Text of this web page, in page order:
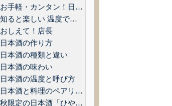
お手軽・カンタン！日本酒に合うコンビニおつまみ3選 Vol.1
知ると楽しい 温度で楽しむ日本酒
おしえて！店長
日本酒の作り方
日本酒の種類と違い
日本酒の味わい
日本酒の温度と呼び方
日本酒と料理のペアリング
秋限定の日本酒「ひやおろし」